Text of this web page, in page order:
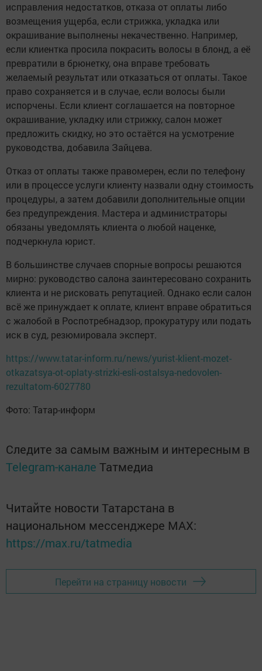
исправления недостатков, отказа от оплаты либо
возмещения ущерба, если стрижка, укладка или
окрашивание выполнены некачественно. Например,
если клиентка просила покрасить волосы в блонд, а её
превратили в брюнетку, она вправе требовать
желаемый результат или отказаться от оплаты. Такое
право сохраняется и в случае, если волосы были
испорчены. Если клиент соглашается на повторное
окрашивание, укладку или стрижку, салон может
предложить скидку, но это остаётся на усмотрение
руководства, добавила Зайцева.
Отказ от оплаты также правомерен, если по телефону
или в процессе услуги клиенту назвали одну стоимость
процедуры, а затем добавили дополнительные опции
без предупреждения. Мастера и администраторы
обязаны уведомлять клиента о любой наценке,
подчеркнула юрист.
В большинстве случаев спорные вопросы решаются
мирно: руководство салона заинтересовано сохранить
клиента и не рисковать репутацией. Однако если салон
всё же принуждает к оплате, клиент вправе обратиться
с жалобой в Роспотребнадзор, прокуратуру или подать
иск в суд, резюмировала эксперт.
https://www.tatar-inform.ru/news/yurist-klient-mozet-
otkazatsya-ot-oplaty-strizki-esli-ostalsya-nedovolen-
rezultatom-6027780
Фото: Татар-информ
Следите за самым важным и интересным в
Telegram-канале Татмедиа
Читайте новости Татарстана в
национальном мессенджере MАХ:
https://max.ru/tatmedia
Перейти на страницу новости